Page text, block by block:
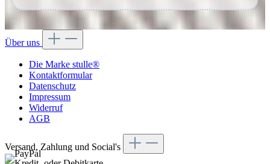
Über uns
Die Marke stulle®
Kontaktformular
Datenschutz
Impressum
Widerruf
AGB
Versand, Zahlung und Social's